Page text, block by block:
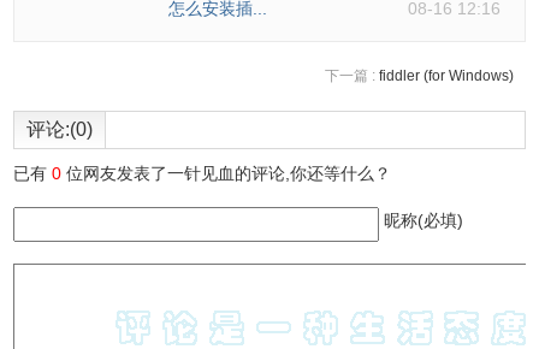
怎么安装插... 08-16 12:16
下一篇 : fiddler (for Windows)
评论:(0)
已有0 位网友发表了一针见血的评论,你还等什么？
昵称(必填)